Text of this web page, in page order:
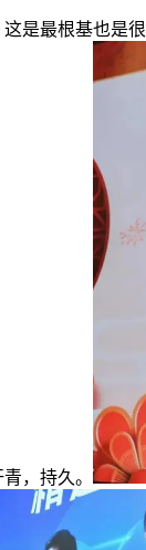
最根基也是很
，持久。